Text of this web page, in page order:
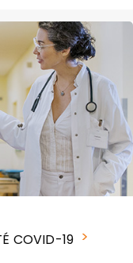
COVID-19